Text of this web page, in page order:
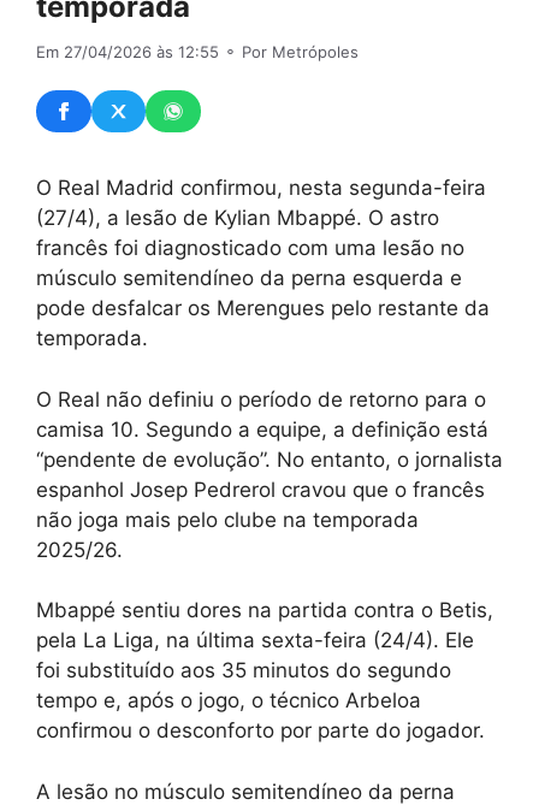
Em 27/04/2026 às 12:55 ⚬ Por Metrópoles
O Real Madrid confirmou, nesta segunda-feira
(27/4), a lesão de Kylian Mbappé. O astro
francês foi diagnosticado com uma lesão no
músculo semitendíneo da perna esquerda e
pode desfalcar os Merengues pelo restante da
temporada.
O Real não definiu o período de retorno para o
camisa 10. Segundo a equipe, a definição está
“pendente de evolução”. No entanto, o jornalista
espanhol Josep Pedrerol cravou que o francês
não joga mais pelo clube na temporada
2025/26.
Mbappé sentiu dores na partida contra o Betis,
pela La Liga, na última sexta-feira (24/4). Ele
foi substituído aos 35 minutos do segundo
tempo e, após o jogo, o técnico Arbeloa
confirmou o desconforto por parte do jogador.
A lesão no músculo semitendíneo da perna